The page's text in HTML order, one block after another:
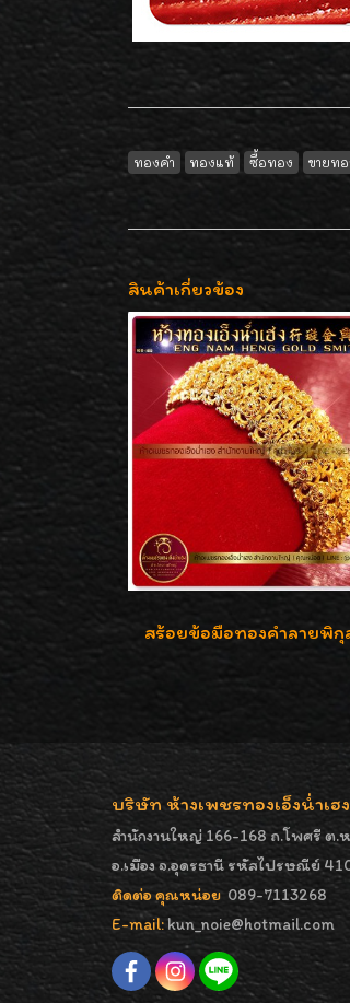
ทองคำ ทองแท้ ซื้อทอง ขายท
สินค้าเกี่ยวข้อง
บริษัท ห้างเพชรทองเอ็งน่ำเฮ
สำนักงานใหญ่ 166-168 ถ.โพศรี ต.
อ.เมือง จ.อุดรธานี รหัสไปรษณีย์
ติดต่อ คุณหน่อย 089-7113268
E-mail:kun_noie@hotmail.com